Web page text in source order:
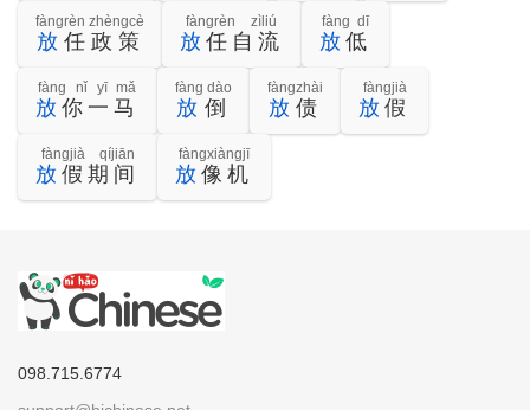
放 任政策
fàngrèn zhèngcè
放 任自流
fàngrèn zìliú
放 低
fàng dī
放 你一马
fàng nǐ yī mǎ
放 倒
fàng dào
放 债
fàngzhài
放 假
fàngjià
放 假期间
fàngjià qíjiān
放 像机
fàngxiàngjī
098.715.6774